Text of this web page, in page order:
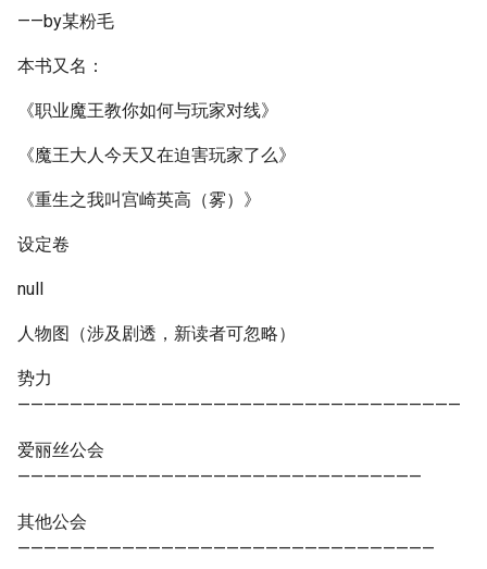
——by某粉毛
本书又名：
《职业魔王教你如何与玩家对线》
《魔王大人今天又在迫害玩家了么》
《重生之我叫宫崎英高（雾）》
设定卷
null
人物图（涉及剧透，新读者可忽略）
势力
——————————————————————————————————
爱丽丝公会
———————————————————————————————
其他公会
————————————————————————————————